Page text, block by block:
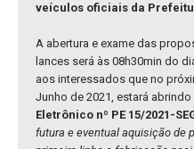
veículos oficiais da
A abertura e exame das
lances será às 08h30min do
aos interessados que no
Junho de 2021, estará
Eletrônico nº PE 15/2021-
futura e eventual aquisição de